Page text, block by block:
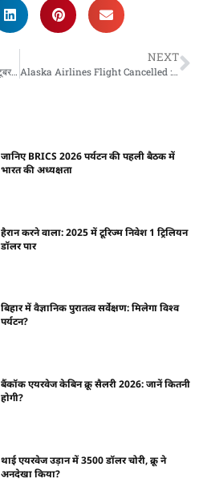
Wonderful Places in India : अक्टूबर के महीने में घूमें भारत की इन शानदार जगहों पर, जिंदगी एकदम हसीन हो जाएगी
NEXT
Alaska Airlines Flight Cancelled : 176 यात्रियों की बची जान, नहीं उड़ा विमान, जानें क्यों कैंसिल की गई अलास्का एयरलाइंस की फ्लाइट?
जानिए BRICS 2026 पर्यटन की पहली बैठक में
भारत की अध्यक्षता
हैरान करने वाला: 2025 में टूरिज्म निवेश 1 ट्रिलियन
डॉलर पार
बिहार में वैज्ञानिक पुरातत्व सर्वेक्षण: मिलेगा विश्व
पर्यटन?
बैंकॉक एयरवेज केबिन क्रू सैलरी 2026: जानें कितनी
होगी?
थाई एयरवेज उड़ान में 3500 डॉलर चोरी, क्रू ने
अनदेखा किया?